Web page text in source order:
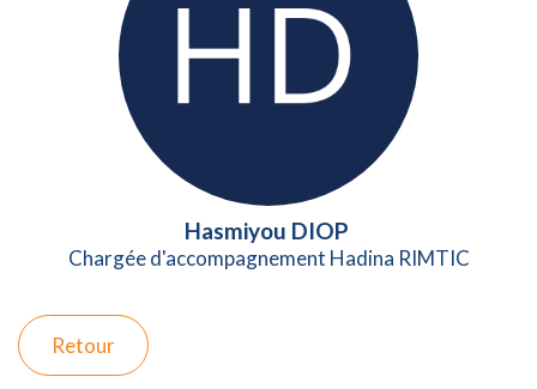
Hasmiyou DIOP
Chargée d'accompagnement Hadina RIMTIC
Retour